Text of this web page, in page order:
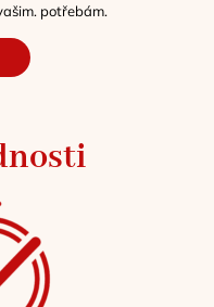
potřebám.